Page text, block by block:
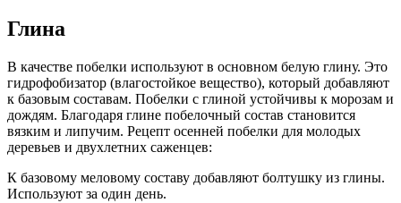
Глина
В качестве побелки используют в основном белую глину. Это
гидрофобизатор (влагостойкое вещество), который добавляют
к базовым составам. Побелки с глиной устойчивы к морозам и
дождям. Благодаря глине побелочный состав становится
вязким и липучим. Рецепт осенней побелки для молодых
деревьев и двухлетних саженцев:
К базовому меловому составу добавляют болтушку из глины.
Используют за один день.